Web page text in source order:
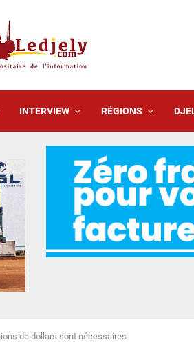
INTERVIEW RÉGIONS
de dollars sont nécessaires